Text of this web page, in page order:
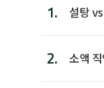
1. 설탕
2.
소액